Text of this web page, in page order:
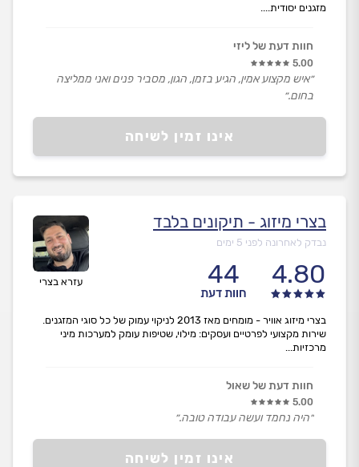
אינו זמין לשיחה
מזגנים יסודית....
חוות דעת של ליזי
5.00
״איש מקצוע אמין, הגיע בזמן, הגון, מסביר פנים ואני ממליצה
בחום.״
עזרא בצרי
בצרי מיזוג - תיקונים בלבד
נבדק לאחרונה לפני 5 ימים
4.80
44
חוות דעת
אינו זמין לשיחה
בצרי מיזוג אוויר - מומחים מאז 2013 לניקוי עמוק של כל סוגי המזגנים.
שירות מקצועי לפרטיים ועסקים: מילוי, שטיפות עומק למערכות מיני
מרכזיות...
חוות דעת של שאול
5.00
״היה נחמד ועשה עבודה טובה.״